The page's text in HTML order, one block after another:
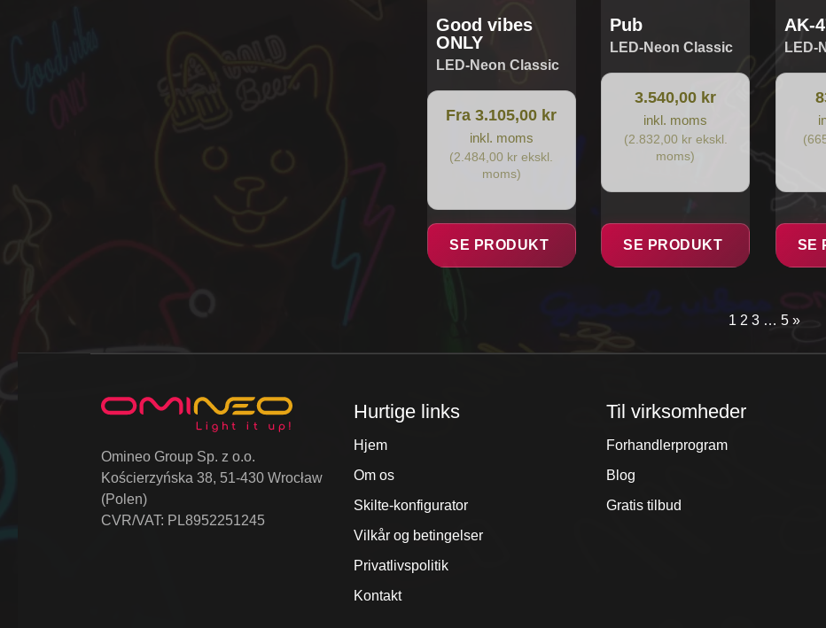
Good vibes
ONLY
LED-Neon Classic
Fra 3.105,00 kr
inkl. moms
(2.484,00 kr ekskl.
moms)
SE PRODUKT
Pub
LED-Neon Classic
3.540,00 kr
inkl. moms
(2.832,00 kr ekskl.
moms)
SE PRODUKT
AK-
LED-
SE
1 2 3 … 5 »
Omineo Group Sp. z o.o.
Kościerzyńska 38, 51-430 Wrocław
(Polen)
CVR/VAT: PL8952251245
Hurtige links
Hjem
Om os
Skilte-konfigurator
Vilkår og betingelser
Privatlivspolitik
Kontakt
Til virksomheder
Forhandlerprogram
Blog
Gratis tilbud